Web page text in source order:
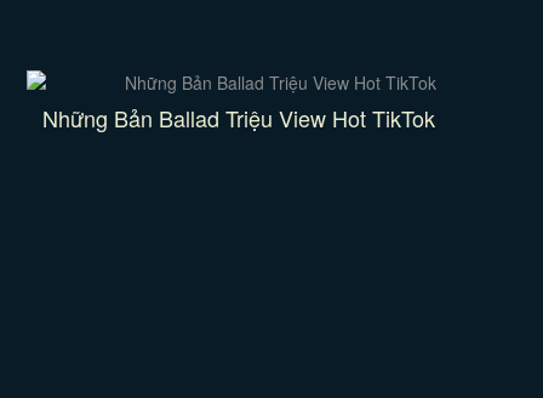
Những Bản Ballad Triệu View Hot TikTok